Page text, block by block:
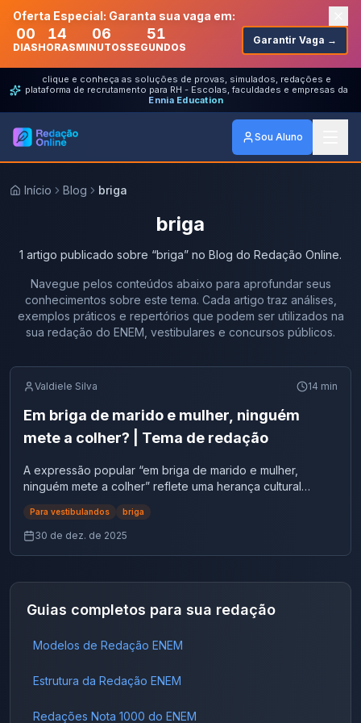
Oferta Especial: Garanta sua vaga em:
00
DIAS
14
HORAS
06
MINUTOS
51
SEGUNDOS
Garantir Vaga →
clique e conheça as soluções de provas, simulados, redações e
plataforma de recrutamento para RH - Escolas, faculdades e empresas da
Ennia Education
Sou Aluno
Início Blog briga
briga
1 artigo publicado sobre “briga” no Blog do Redação Online.
Navegue pelos conteúdos abaixo para aprofundar seus
conhecimentos sobre este tema. Cada artigo traz análises,
exemplos práticos e repertórios que podem ser utilizados na
sua redação do ENEM, vestibulares e concursos públicos.
Valdiele Silva 14 min
Em briga de marido e mulher, ninguém
mete a colher? | Tema de redação
A expressão popular “em briga de marido e mulher,
ninguém mete a colher” reflete uma herança cultural
marcada pela naturalização da violência doméstica e pela
crença de que conflitos familiares devem permanecer
restritos ao espaço privado. No entanto, diante do
debates públicos, campanhas institucionais e reportagens
violência de gênero contribui diretamente para sua
silenciam diante de agressões, reforça-se um ciclo de
e até na morte das vítimas.Nesse contexto, surge uma
ponto a sociedade deve intervir em situações de violência
Para vestibulandos briga
30 de dez. de 2025
Guias completos para sua redação
Modelos de Redação ENEM
Estrutura da Redação ENEM
Redações Nota 1000 do ENEM